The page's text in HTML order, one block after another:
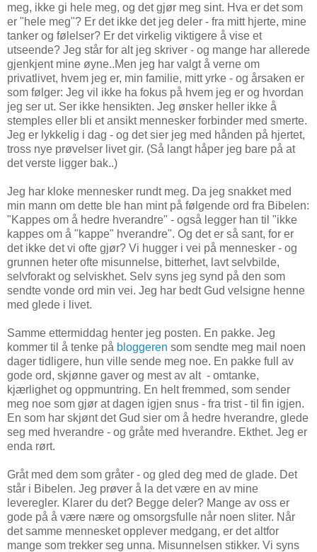
meg, ikke gi hele meg, og det gjør meg sint. Hva er det som
er "hele meg"? Er det ikke det jeg deler - fra mitt hjerte, mine
tanker og følelser? Er det virkelig viktigere å vise et
utseende? Jeg står for alt jeg skriver - og mange har allerede
gjenkjent mine øyne..Men jeg har valgt å verne om
privatlivet, hvem jeg er, min familie, mitt yrke - og årsaken er
som følger: Jeg vil ikke ha fokus på hvem jeg er og hvordan
jeg ser ut. Ser ikke hensikten. Jeg ønsker heller ikke å
stemples eller bli et ansikt mennesker forbinder med smerte.
Jeg er lykkelig i dag - og det sier jeg med hånden på hjertet,
tross nye prøvelser livet gir. (Så langt håper jeg bare på at
det verste ligger bak..)
Jeg har kloke mennesker rundt meg. Da jeg snakket med
min mann om dette ble han mint på følgende ord fra Bibelen:
"Kappes om å hedre hverandre" - også legger han til "ikke
kappes om å "kappe" hverandre". Og det er så sant, for er
det ikke det vi ofte gjør? Vi hugger i vei på mennesker - og
grunnen heter ofte misunnelse, bitterhet, lavt selvbilde,
selvforakt og selviskhet. Selv syns jeg synd på den som
sendte vonde ord min vei. Jeg har bedt Gud velsigne henne
med glede i livet.
Samme ettermiddag henter jeg posten. En pakke. Jeg
kommer til å tenke på bloggeren som sendte meg mail noen
dager tidligere, hun ville sende meg noe. En pakke full av
gode ord, skjønne gaver og mest av alt - omtanke,
kjærlighet og oppmuntring. En helt fremmed, som sender
meg noe som gjør at dagen igjen snus - fra trist - til fin igjen.
En som har skjønt det Gud sier om å hedre hverandre, glede
seg med hverandre - og gråte med hverandre. Ekthet. Jeg er
enda rørt.
Gråt med dem som gråter - og gled deg med de glade. Det
står i Bibelen. Jeg prøver å la det være en av mine
leveregler. Klarer du det? Begge deler? Mange av oss er
gode på å være nære og omsorgsfulle når noen sliter. Når
det samme mennesket opplever medgang, er det altfor
mange som trekker seg unna. Misunnelsen stikker. Vi syns